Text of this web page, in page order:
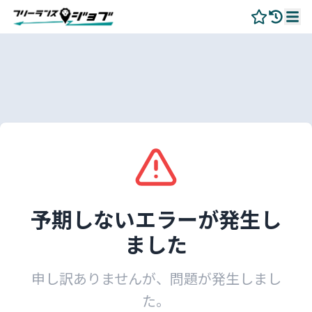
予期しないエラーが発生し
ました
申し訳ありませんが、問題が発生しまし
た。